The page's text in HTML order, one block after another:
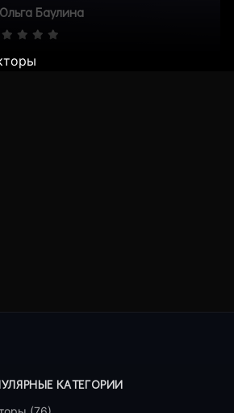
Ольга Баулина
КАТЕГОРИИ